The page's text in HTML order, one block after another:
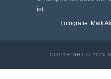
Fotografie: Maik
COPYRIGHT © 2026